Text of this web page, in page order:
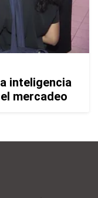
inteligencia
mercadeo